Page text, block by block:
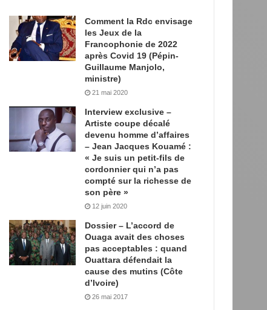
Comment la Rdc envisage
les Jeux de la
Francophonie de 2022
après Covid 19 (Pépin-
Guillaume Manjolo,
ministre)
21 mai 2020
Interview exclusive –
Artiste coupe décalé
devenu homme d’affaires
– Jean Jacques Kouamé :
« Je suis un petit-fils de
cordonnier qui n’a pas
compté sur la richesse de
son père »
12 juin 2020
Dossier – L’accord de
Ouaga avait des choses
pas acceptables : quand
Ouattara défendait la
cause des mutins (Côte
d’Ivoire)
26 mai 2017